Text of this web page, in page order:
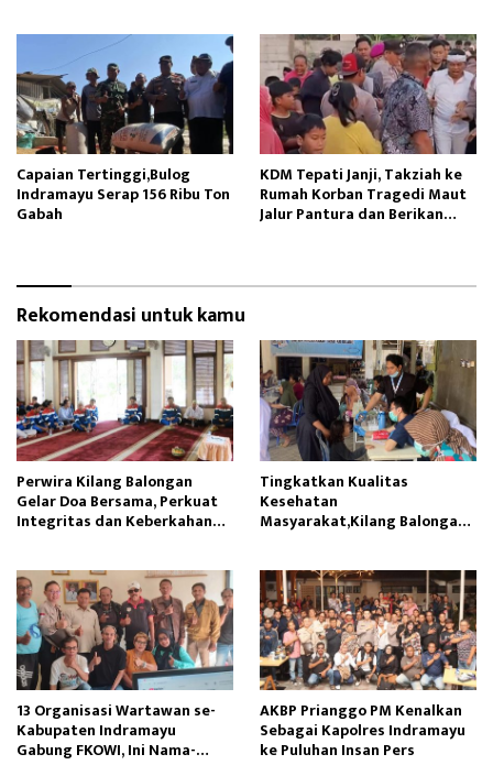
Capaian Tertinggi,Bulog
Indramayu Serap 156 Ribu Ton
Gabah
KDM Tepati Janji, Takziah ke
Rumah Korban Tragedi Maut
Jalur Pantura dan Berikan
Rekomendasi untuk kamu
Perwira Kilang Balongan
Gelar Doa Bersama, Perkuat
Integritas dan Keberkahan
Tingkatkan Kualitas
Kesehatan
Masyarakat,Kilang Balongan
13 Organisasi Wartawan se-
Kabupaten Indramayu
Gabung FKOWI, Ini Nama-
AKBP Prianggo PM Kenalkan
Sebagai Kapolres Indramayu
ke Puluhan Insan Pers